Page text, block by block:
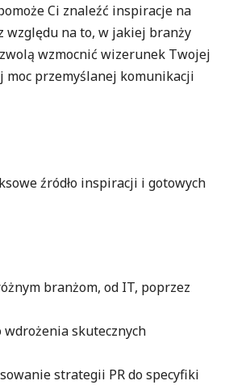
Ci znaleźć inspiracje na
względu na to, w jakiej branży
wzmocnić wizerunek Twojej
moc przemyślanej komunikacji
źródło inspiracji i gotowych
branżom, od IT, poprzez
skutecznych
strategii PR do specyfiki